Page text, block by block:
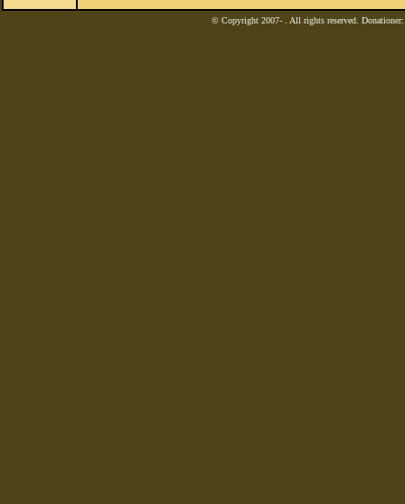
© Copyright 2007- . All rights reserved.